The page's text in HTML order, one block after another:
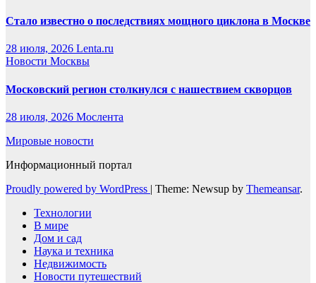
Стало известно о последствиях мощного циклона в Москве
28 июля, 2026 Lenta.ru
Новости Москвы
Московский регион столкнулся с нашествием скворцов
28 июля, 2026 Мослента
Мировые новости
Информационный портал
Proudly powered by WordPress | Theme: Newsup by Themeansar.
Технологии
В мире
Дом и сад
Наука и техника
Недвижимость
Новости путешествий